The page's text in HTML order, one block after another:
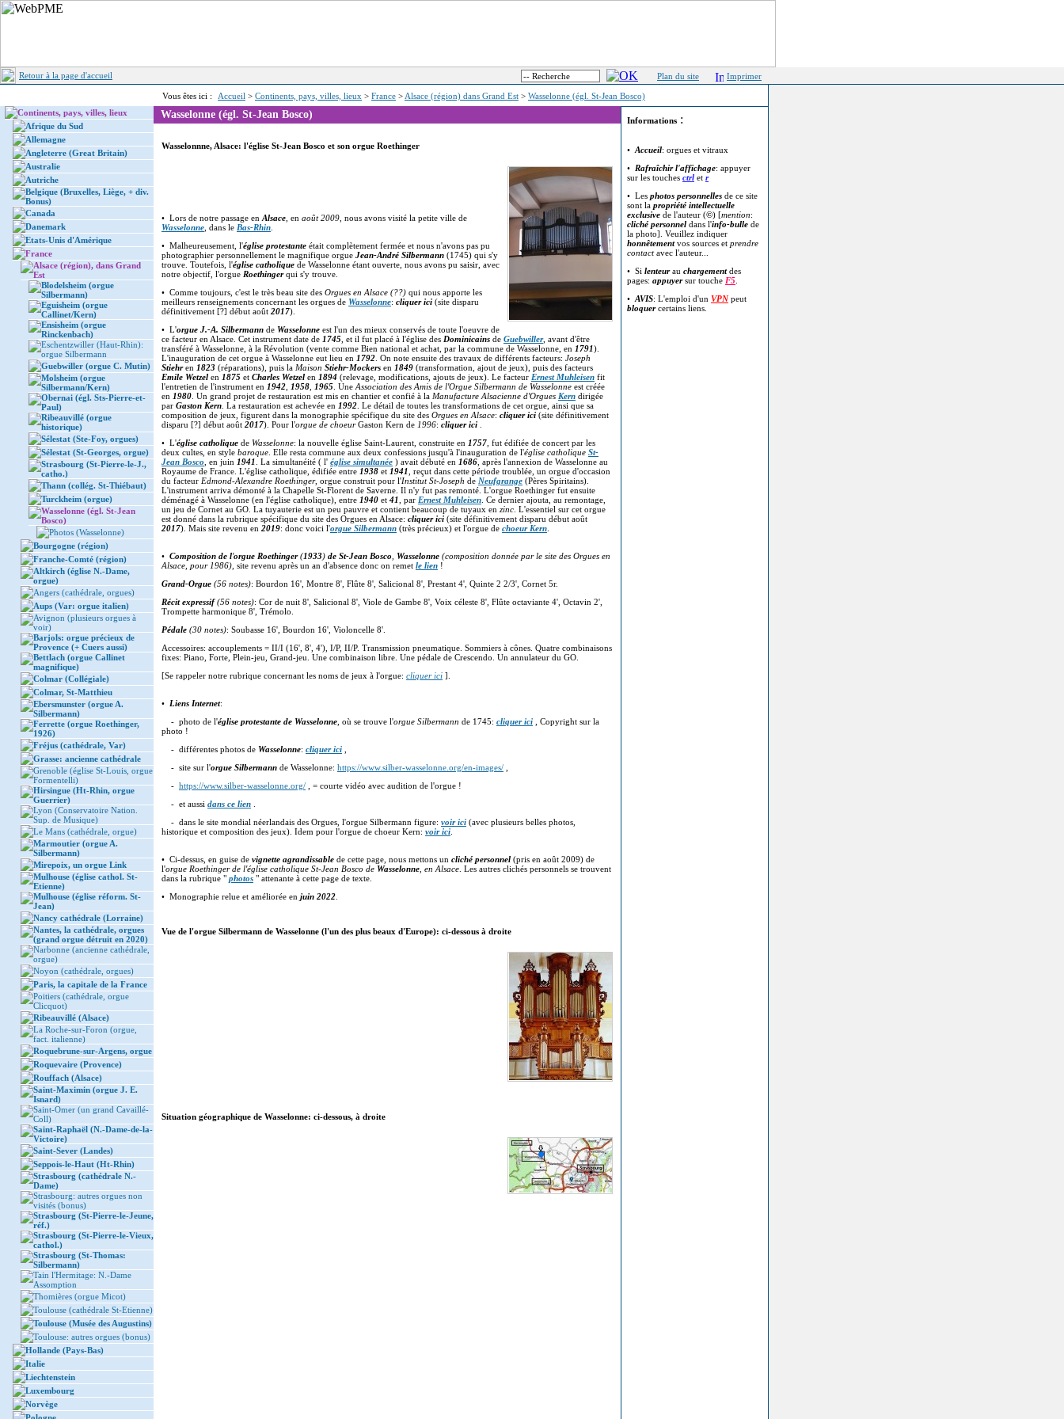
Retour à la page d'accueil Plan du site Imprimer
Vous êtes ici : Accueil > Continents, pays, villes, lieux > France > Alsace (région) dans Grand Est > Wasselonne (égl. St-Jean Bosco)
Continents, pays, villes, lieux
Afrique du Sud
Allemagne
Angleterre (Great Britain)
Australie
Autriche
Belgique (Bruxelles, Liège, + div.
Bonus)
Canada
Danemark
Etats-Unis d'Amérique
France
Alsace (région), dans Grand
Est
Blodelsheim (orgue
Silbermann)
Eguisheim (orgue
Callinet/Kern)
Ensisheim (orgue
Rinckenbach)
Eschentzwiller (Haut-Rhin):
orgue Silbermann
Guebwiller (orgue C. Mutin)
Molsheim (orgue
Silbermann/Kern)
Obernai (égl. Sts-Pierre-et-
Paul)
Ribeauvillé (orgue
historique)
Sélestat (Ste-Foy, orgues)
Sélestat (St-Georges, orgue)
Strasbourg (St-Pierre-le-J.,
catho.)
Thann (collég. St-Thiébaut)
Turckheim (orgue)
Wasselonne (égl. St-Jean
Bosco)
Photos (Wasselonne)
Bourgogne (région)
Franche-Comté (région)
Altkirch (église N.-Dame,
orgue)
Angers (cathédrale, orgues)
Aups (Var: orgue italien)
Avignon (plusieurs orgues à
voir)
Barjols: orgue précieux de
Provence (+ Cuers aussi)
Bettlach (orgue Callinet
magnifique)
Colmar (Collégiale)
Colmar, St-Matthieu
Ebersmunster (orgue A.
Silbermann)
Ferrette (orgue Roethinger,
1926)
Fréjus (cathédrale, Var)
Grasse: ancienne cathédrale
Grenoble (église St-Louis, orgue
Formentelli)
Hirsingue (Ht-Rhin, orgue
Guerrier)
Lyon (Conservatoire Nation.
Sup. de Musique)
Le Mans (cathédrale, orgue)
Marmoutier (orgue A.
Silbermann)
Mirepoix, un orgue Link
Mulhouse (église cathol. St-
Etienne)
Mulhouse (église réform. St-
Jean)
Nancy cathédrale (Lorraine)
Nantes, la cathédrale, orgues
(grand orgue détruit en 2020)
Narbonne (ancienne cathédrale,
orgue)
Noyon (cathédrale, orgues)
Paris, la capitale de la France
Poitiers (cathédrale, orgue
Clicquot)
Ribeauvillé (Alsace)
La Roche-sur-Foron (orgue,
fact. italienne)
Roquebrune-sur-Argens, orgue
Roquevaire (Provence)
Rouffach (Alsace)
Saint-Maximin (orgue J. E.
Isnard)
Saint-Omer (un grand Cavaillé-
Coll)
Saint-Raphaël (N.-Dame-de-la-
Victoire)
Saint-Sever (Landes)
Seppois-le-Haut (Ht-Rhin)
Strasbourg (cathédrale N.-
Dame)
Strasbourg: autres orgues non
visités (bonus)
Strasbourg (St-Pierre-le-Jeune,
réf.)
Strasbourg (St-Pierre-le-Vieux,
cathol.)
Strasbourg (St-Thomas:
Silbermann)
Tain l'Hermitage: N.-Dame
Assomption
Thomières (orgue Micot)
Toulouse (cathédrale St-Etienne)
Toulouse (Musée des Augustins)
Toulouse: autres orgues (bonus)
Hollande (Pays-Bas)
Italie
Liechtenstein
Luxembourg
Norvège
Wasselonne (égl. St-Jean Bosco)
Wasselonnne, Alsace: l'église St-Jean Bosco et son orgue Roethinger
• Lors de notre passage en Alsace , en août 2009 , nous avons visité la petite ville de
Wasselonne , dans le Bas-Rhin
• Malheureusement, l'église protestante était complètement fermée et nous n'avons pas pu
photographier personnellement le magnifique orgue Jean-André Silbermann (1745) qui s'y
trouve. Toutefois, l'église catholique de Wasselonne étant ouverte, nous avons pu saisir, avec
notre objectif, l'orgue Roethingerqui s'y trouve.
• Comme toujours, c'est le très beau site des Orgues en Alsace (??) qui nous apporte les
meilleurs renseignements concernant les orgues de Wasselonne: cliquer ici (site disparu
définitivement [?] début août 2017).
• L'orgue J.-A. Silbermann de Wasselonne est l'un des mieux conservés de toute l'oeuvre de
ce facteur en Alsace. Cet instrument date de 1745 , et il fut placé à l'église des Dominicains de Guebwiller, avant d'être
transféré à Wasselonne, à la Révolution (vente comme Bien national et achat, par la commune de Wasselonne, en 1791).
L'inauguration de cet orgue à Wasselonne eut lieu en 1792 . On note ensuite des travaux de différents facteurs: Joseph
Stiehren 1823 (réparations), puis la Maison Stiehr-Mockers en 1849 (transformation, ajout de jeux), puis des facteurs
Emile Wetzel en 1875 et Charles Wetzel en 1894 (relevage, modifications, ajouts de jeux). Le facteur Ernest Muhleisen fit
l'entretien de l'instrument en 1942 1958 1965 . Une Association des Amis de l'Orgue Silbermann de Wasselonne est créée
en 1980 . Un grand projet de restauration est mis en chantier et confié à la Manufacture Alsacienne d'Orgues Kern dirigée
par Gaston Kern . La restauration est achevée en 1992 . Le détail de toutes les transformations de cet orgue, ainsi que sa
composition de jeux, figurent dans la monographie spécifique du site des Orgues en Alsace: cliquer ici (site définitivement
disparu [?] début août 2017). Pour l'orgue de choeurGaston Kern de 1996: cliquer ici
• L'église catholique de Wasselonne: la nouvelle église Saint-Laurent, construite en 1757 , fut édifiée de concert par les
deux cultes, en style baroque . Elle resta commune aux deux confessions jusqu'à l'inauguration de l'église catholique St-
Jean Bosco , en juin 1941 . La simultanéité ( l' église simultanée ) avait débuté en 1686 , après l'annexion de Wasselonne au
Royaume de France. L'église catholique, édifiée entre 1938 et 1941 , reçut dans cette période troublée, un orgue d'occasion
du facteur Edmond-Alexandre Roethinger, orgue construit pour l'Institut St-Joseph de Neufgrange (Pères Spiritains).
L'instrument arriva démonté à la Chapelle St-Florent de Saverne. Il n'y fut pas remonté. L'orgue Roethinger fut ensuite
déménagé à Wasselonne (en l'église catholique), entre 1940 et 41 , par Ernest Muhleisen . Ce dernier ajouta, au remontage,
un jeu de Cornet au GO. La tuyauterie est un peu pauvre et contient beaucoup de tuyaux en zinc . L'essentiel sur cet orgue
est donné dans la rubrique spécifique du site des Orgues en Alsace: cliquer ici (site définitivement disparu début août
2017). Mais site revenu en 2019: donc voici l'orgue Silbermann (très précieux) et l'orgue de choeur Kern
• Composition de l'orgue Roethinger(1933) de St-Jean Bosco Wasselonne (composition donnée par le site des Orgues en
Alsace, pour 1986), site revenu après un an d'absence donc on remet le lien !
Grand-Orgue (56 notes): Bourdon 16', Montre 8', Flûte 8', Salicional 8', Prestant 4', Quinte 2 2/3', Cornet 5r.
Récit expressif (56 notes): Cor de nuit 8', Salicional 8', Viole de Gambe 8', Voix céleste 8', Flûte octaviante 4', Octavin 2',
Trompette harmonique 8', Trémolo.
Pédale (30 notes): Soubasse 16', Bourdon 16', Violoncelle 8'.
Accessoires: accouplements = II/I (16', 8', 4'), I/P, II/P. Transmission pneumatique. Sommiers à cônes. Quatre combinaisons
fixes: Piano, Forte, Plein-jeu, Grand-jeu. Une combinaison libre. Une pédale de Crescendo. Un annulateur du GO.
[Se rappeler notre rubrique concernant les noms de jeux à l'orgue: cliquer ici ].
• Liens Internet:
- photo de l'église protestante de Wasselonne , où se trouve l'orgue Silbermann de 1745: cliquer ici , Copyright sur la
photo !
- différentes photos de Wasselonne: cliquer ici
- site sur l'orgue Silbermann de Wasselonne: https://www.silber-wasselonne.org/en-images/
- https://www.silber-wasselonne.org/ , = courte vidéo avec audition de l'orgue !
- et aussi dans ce lien
- dans le site mondial néerlandais des Orgues, l'orgue Silbermann figure: voir ici (avec plusieurs belles photos,
historique et composition des jeux). Idem pour l'orgue de choeur Kern: voir ici
• Ci-dessus, en guise de vignette agrandissable de cette page, nous mettons un cliché personnel (pris en août 2009) de
l'orgue Roethinger de l'église catholique St-Jean Bosco de Wasselonne , en Alsace . Les autres clichés personnels se trouvent
dans la rubrique " photos " attenante à cette page de texte.
• Monographie relue et améliorée en juin 2022
Vue de l'orgue Silbermann de Wasselonne (l'un des plus beaux d'Europe): ci-dessous à droite
Situation géographique de Wasselonne: ci-dessous, à droite
Informations :
• Accueil: orgues et vitraux
• Rafraîchir l'affichage: appuyer
sur les touches ctrl et r
• Les photos personnelles de ce site
sont la propriété intellectuelle
exclusive de l'auteur (©) [mention:
cliché personnel dans l'info-bulle de
la photo]. Veuillez indiquer
honnêtementvos sources et prendre
contactavec l'auteur...
• Si lenteurau chargementdes
pages: appuyersur touche F5
• AVIS: L'emploi d'un VPNpeut
bloquercertains liens.